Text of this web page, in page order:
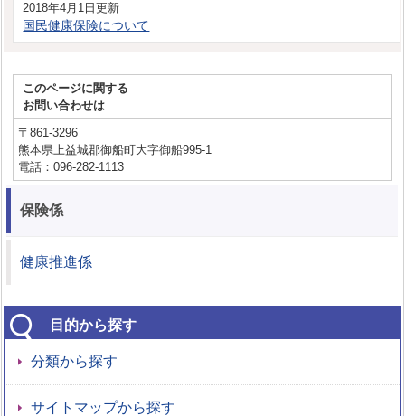
2018年4月1日更新
国民健康保険について
このページに関する
お問い合わせは
〒861-3296
熊本県上益城郡御船町大字御船995-1
電話：096-282-1113
保険係
健康推進係
目的から探す
分類から探す
サイトマップから探す